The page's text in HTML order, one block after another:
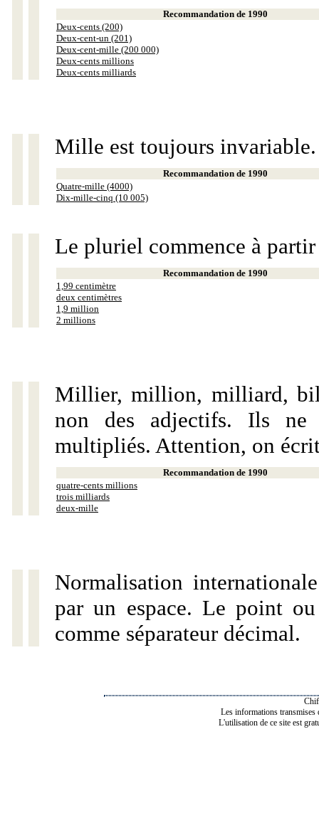
Recommandation de 1990
Deux-cents (200)
Deux-cent-un (201)
Deux-cent-mille (200 000)
Deux-cents millions
Deux-cents milliards
Mille est toujours invariable.
Recommandation de 1990
Quatre-mille (4000)
Dix-mille-cinq (10 005)
Le pluriel commence à
Recommandation de 1990
1,99 centimètre
deux centimètres
1,9 million
2 millions
Millier, million, milliard,
non des adjectifs. Ils ne
multipliés. Attention, on
Recommandation de 1990
quatre-cents millions
trois milliards
deux-mille
Normalisation
par un espace. Le point
comme séparateur décimal.
Les informations transmises
L'utilisation de ce site est